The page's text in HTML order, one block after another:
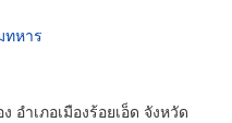
ทหาร
อำเภอเมืองร้อยเอ็ด จังหวัด